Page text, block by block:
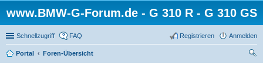
www.BMW-G-Forum.de - G 310 R - G 310 GS
Schnellzugriff FAQ Anmelden
Registrieren
Portal
Foren-Übersicht